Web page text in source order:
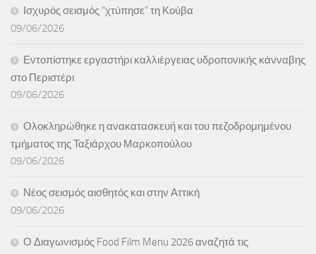
Ισχυρός σεισμός “χτύπησε” τη Κούβα
09/06/2026
Εντοπίστηκε εργαστήρι καλλιέργειας υδροπονικής κάνναβης
στο Περιστέρι
09/06/2026
Ολοκληρώθηκε η ανακατασκευή και του πεζοδρομημένου
τμήματος της Ταξιάρχου Μαρκοπούλου
09/06/2026
Νέος σεισμός αισθητός και στην Αττική
09/06/2026
Ο Διαγωνισμός Food Film Menu 2026 αναζητά τις